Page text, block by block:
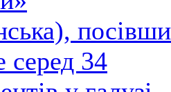
посівши
серед 34